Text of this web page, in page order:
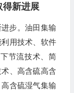
新进展
步。油田集输
用技术、软件
节流技术、简
、高含硫高含
含硫湿气集输